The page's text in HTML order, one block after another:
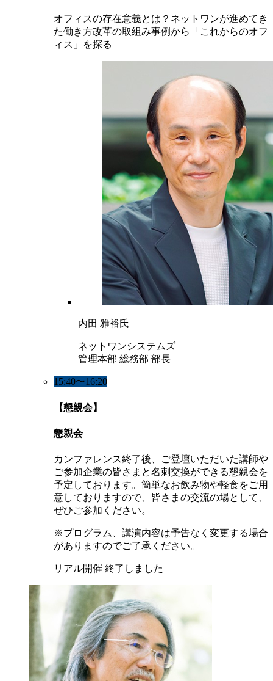
オフィスの存在意義とは？ネットワンが進めてき
た働き方改革の取組み事例から「これからのオフ
ィス」を探る
内田 雅裕氏
ネットワンシステムズ
管理本部 総務部 部長
15:40〜16:20
【懇親会】
懇親会
カンファレンス終了後、ご登壇いただいた講師や
ご参加企業の皆さまと名刺交換ができる懇親会を
予定しております。簡単なお飲み物や軽食をご用
意しておりますので、皆さまの交流の場として、
ぜひご参加ください。
※プログラム、講演内容は予告なく変更する場合
がありますのでご了承ください。
リアル開催 終了しました